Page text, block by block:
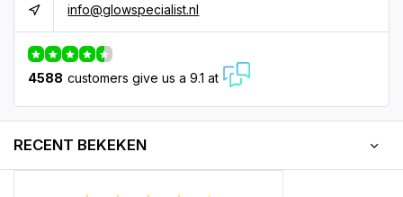
info@glowspecialist.nl
4588 customers give us a 9.1 at
RECENT BEKEKEN